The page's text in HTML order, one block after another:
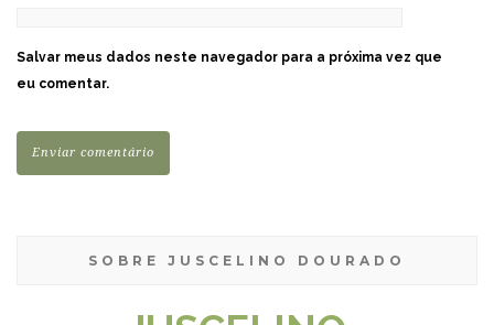
Salvar meus dados neste navegador para a próxima vez que
eu comentar.
SOBRE JUSCELINO DOURADO